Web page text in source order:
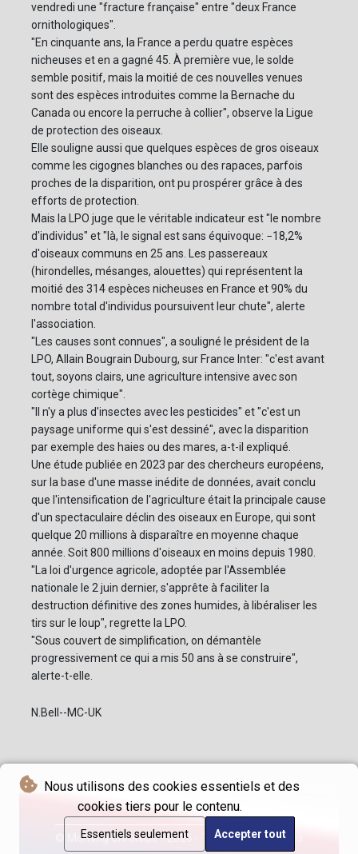
Nous utilisons des cookies essentiels et des
cookies tiers pour le contenu.
Essentiels seulement Accepter tout
vendredi une "fracture française" entre "deux France
ornithologiques".
"En cinquante ans, la France a perdu quatre espèces
nicheuses et en a gagné 45. À première vue, le solde
semble positif, mais la moitié de ces nouvelles venues
sont des espèces introduites comme la Bernache du
Canada ou encore la perruche à collier", observe la Ligue
de protection des oiseaux.
Elle souligne aussi que quelques espèces de gros oiseaux
comme les cigognes blanches ou des rapaces, parfois
proches de la disparition, ont pu prospérer grâce à des
efforts de protection.
Mais la LPO juge que le véritable indicateur est "le nombre
d'individus" et "là, le signal est sans équivoque: −18,2%
d'oiseaux communs en 25 ans. Les passereaux
(hirondelles, mésanges, alouettes) qui représentent la
moitié des 314 espèces nicheuses en France et 90% du
nombre total d'individus poursuivent leur chute", alerte
l'association.
"Les causes sont connues", a souligné le président de la
LPO, Allain Bougrain Dubourg, sur France Inter: "c'est avant
tout, soyons clairs, une agriculture intensive avec son
cortège chimique".
"Il n'y a plus d'insectes avec les pesticides" et "c'est un
paysage uniforme qui s'est dessiné", avec la disparition
par exemple des haies ou des mares, a-t-il expliqué.
Une étude publiée en 2023 par des chercheurs européens,
sur la base d'une masse inédite de données, avait conclu
que l'intensification de l'agriculture était la principale cause
d'un spectaculaire déclin des oiseaux en Europe, qui sont
quelque 20 millions à disparaître en moyenne chaque
année. Soit 800 millions d'oiseaux en moins depuis 1980.
"La loi d'urgence agricole, adoptée par l'Assemblée
nationale le 2 juin dernier, s'apprête à faciliter la
destruction définitive des zones humides, à libéraliser les
tirs sur le loup", regrette la LPO.
"Sous couvert de simplification, on démantèle
progressivement ce qui a mis 50 ans à se construire",
alerte-t-elle.
N.Bell--MC-UK
© Morning Chronicle - 2026 - Tous droits réservés